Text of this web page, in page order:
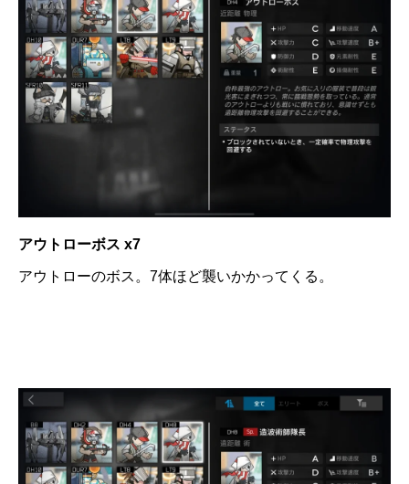
アウトローボス x7
アウトローのボス。7体ほど襲いかかってくる。